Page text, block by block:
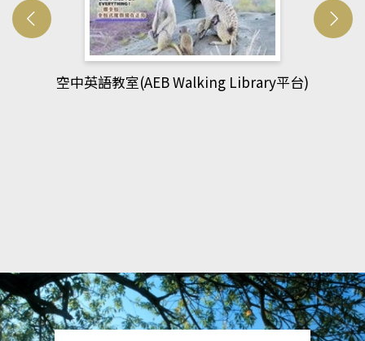
網管人(kono平台)